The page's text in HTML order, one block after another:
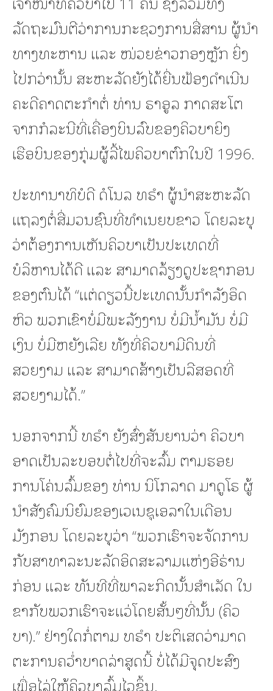
ລັດຖະມົນຕີວ່າການກະຊວງການສື່ສານ ຜູ້ນຳ
ທາງທະຫານ ແລະ ໜ່ວຍຂ່າວກອງຫຼັກ ຍິ່ງ
ໄປກວ່ານັ້ນ ສະຫະລັດຍັງໄດ້ຍື່ນຟ້ອງດຳເນີນ
ຄະດີຄາດຕະກຳຕໍ່ ທ່ານ ຣາອູລ ກາດສະໂຕ
ຈາກກໍລະນີທີ່ເຄື່ອງບິນລົບຂອງຄິວບາຍິງ
ເຮືອບິນຂອງກຸ່ມຜູ້ລີ້ໄພຄິວບາຕົກໃນປີ 1996.
ປະທານາທິບໍດີ ດໍໂນລ ທຣຳ ຜູ້ນຳສະຫະລັດ
ແຖລງຕໍ່ສື່ມວນຊົນທີ່ທຳເນຍບຂາວ ໂດຍລະບຸ
ວ່າຕ້ອງການເຫັນຄິວບາເປັນປະເທດທີ່
ບໍລິຫານໄດ້ດີ ແລະ ສາມາດລ້ຽງດູປະຊາກອນ
ຂອງຕົນໄດ້ “ແຕ່ດຽວນີ້ປະເທດນັ້ນກຳລັງອຶດ
ຫິວ ພວກເຂົາບໍ່ມີພະລັງງານ ບໍ່ມີນ້ຳມັນ ບໍ່ມີ
ເງິນ ບໍ່ມີຫຍັງເລີຍ ທັງທີ່ຄິວບາມີດິນທີ່
ສວຍງາມ ແລະ ສາມາດສ້າງເປັນລີສອດທີ່
ສວຍງາມໄດ້.”
ນອກຈາກນີ້ ທຣຳ ຍັງສົ່ງສັນຍານວ່າ ຄິວບາ
ອາດເປັນລະບອບຕໍ່ໄປທີ່ຈະລົ້ມ ຕາມຮອຍ
ການໂຄ່ນລົ້ມຂອງ ທ່ານ ນິໂກລາດ ມາດູໂຣ ຜູ້
ນຳສັງຄົມນິຍົມຂອງເວເນຊຸເອລາໃນເດືອນ
ມັງກອນ ໂດຍລະບຸວ່າ “ພວກເຮົາຈະຈັດການ
ກັບສາທາລະນະລັດອິດສະລາມແຫ່ງອີຣ່ານ
ກ່ອນ ແລະ ທັນທີທີ່ພາລະກິດນັ້ນສຳເລັດ ໃນ
ຂາກັບພວກເຮົາຈະແວ່ໂດຍສັ້ນໆທີ່ນັ້ນ (ຄິວ
ບາ).” ຢ່າງໃດກໍ່ຕາມ ທຣຳ ປະຕິເສດວ່າມາດ
ຕະການຄວ່ຳບາດລ່າສຸດນີ້ ບໍ່ໄດ້ມີຈຸດປະສົງ
ເພື່ອໄລ່ໃຫ້ຄິວບາລົ້ມໄວຂຶ້ນ.